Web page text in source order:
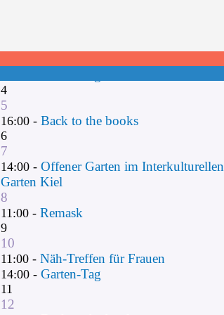
4
5
16:00 -Back to the books
6
7
14:00 -Offener Garten im Interkulturellen
Garten Kiel
8
11:00 -Remask
9
10
11:00 -Näh-Treffen für Frauen
14:00 -Garten-Tag
11
12